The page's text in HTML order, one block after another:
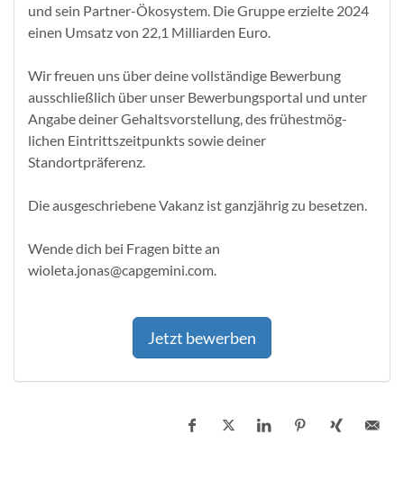
und sein Partner-Ökosystem. Die Gruppe erzielte 2024
einen Umsatz von 22,1 Milliarden Euro.
Wir freuen uns über deine vollstän­dige Be­wer­bung
ausschließlich über unser Bewerbungsportal und unter
Angabe deiner Ge­halts­vor­stel­lung, des frühest­mög­
lichen Ein­tritts­zeit­punkts sowie deiner
Standortpräferenz.
Die ausgeschriebene Vakanz ist ganzjährig zu besetzen.
Wende dich bei Fragen bitte an
wioleta.jonas@capgemini.com.
Jetzt bewerben